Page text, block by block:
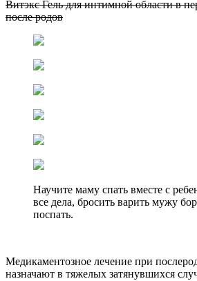
Витэкс Гель для интимной области в
после родов
Научите маму спать вместе с
все дела, бросить варить мужу
поспать.
Медикаментозное лечение при
назначают в тяжелых затянувшихся